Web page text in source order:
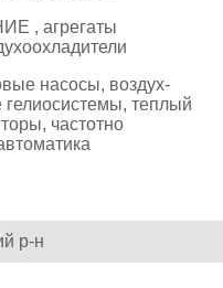
, агрегаты
насосы, воздух-
гелиосистемы, теплый
частотно
р-н